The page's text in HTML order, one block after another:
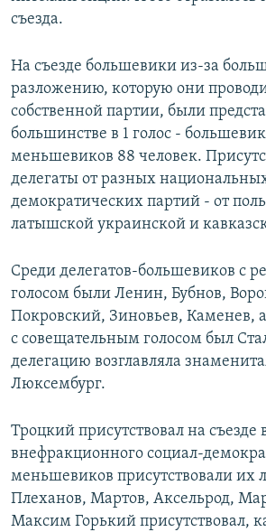
съезда.
На съезде большевики из-за
разложению, которую они
собственной партии, были
большинстве в 1 голос -
меньшевиков 88 человек.
делегаты от разных
демократических партий - от
латышской украинской и
Среди делегатов-большевиков с
голосом были Ленин, Бубнов,
Покровский, Зиновьев, Каменев, а
с совещательным голосом был
делегацию возглавляла
Люксембург.
Троцкий присутствовал на съезде
внефракционного социал-
меньшевиков присутствовали их
Плеханов, Мартов, Аксельрод,
Максим Горький присутствовал,